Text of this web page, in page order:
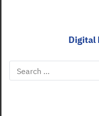
Digital
Search
for: